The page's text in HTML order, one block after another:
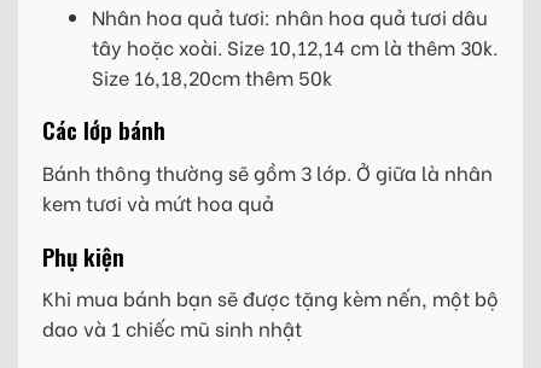
Nhân hoa quả tươi: nhân hoa quả tươi dâu
tây hoặc xoài. Size 10,12,14 cm là thêm 30k.
Size 16,18,20cm thêm 50k
Các lớp bánh
Bánh thông thường sẽ gồm 3 lớp. Ở giữa là nhân
kem tươi và mứt hoa quả
Phụ kiện
Khi mua bánh bạn sẽ được tặng kèm nến, một bộ
dao và 1 chiếc mũ sinh nhật